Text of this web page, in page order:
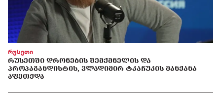
რუსეთი
ᲠᲣᲡᲔᲗᲨᲘ ᲓᲠᲝᲜᲔᲑᲘᲡ ᲨᲔᲛᲥᲛᲜᲔᲚᲘᲡ ᲓᲐ
ᲞᲠᲝᲞᲐᲒᲐᲜᲓᲘᲡᲢᲘᲡ, ᲕᲚᲐᲓᲘᲛᲘᲠ ᲢᲙᲐᲩᲣᲙᲘᲡ ᲛᲐᲜᲥᲐᲜᲐ
ᲐᲤᲔᲗᲥᲓᲐ